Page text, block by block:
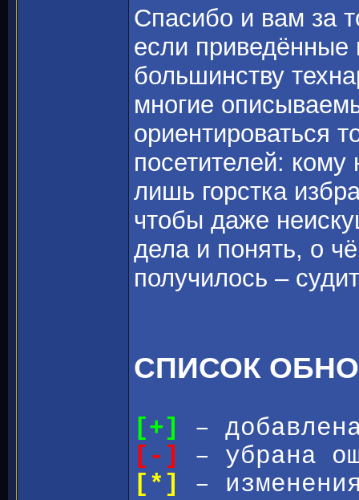
Спасибо и вам за
если приведённые
большинству
многие
ориентироваться
посетителей: кому
лишь горстка
чтобы даже
дела и понять, о
получилось –
СПИСОК
[+]
–
[-]
– убрана
[*]
–